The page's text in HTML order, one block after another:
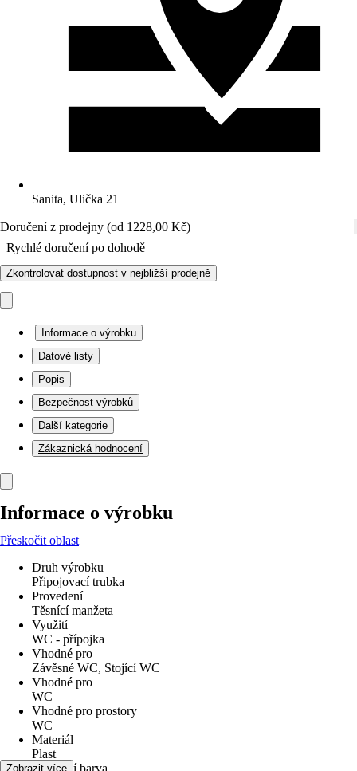
Sanita, Ulička 21
Doručení z prodejny (od 1228,00 Kč)
Rychlé doručení po dohodě
Zkontrolovat dostupnost v nejbližší prodejně
Informace o výrobku
Datové listy
Popis
Bezpečnost výrobků
Další kategorie
Zákaznická hodnocení
Informace o výrobku
Přeskočit oblast
Druh výrobku
Připojovací trubka
Provedení
Těsnící manžeta
Využití
WC - přípojka
Vhodné pro
Závěsné WC, Stojící WC
Vhodné pro
WC
Vhodné pro prostory
WC
Materiál
Plast
Základní barva
Zobrazit více